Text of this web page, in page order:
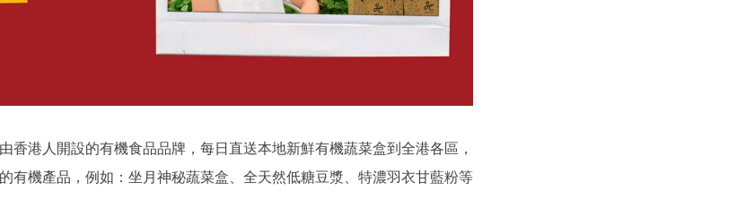
香港人開設的有機食品品牌，每日直送本地新鮮有機蔬菜盒到全港各區，
有機產品，例如：坐月神秘蔬菜盒、全天然低糖豆漿、特濃羽衣甘藍粉等